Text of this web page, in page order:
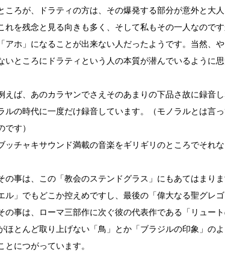
ころが、ドラティの方は、その爆発する部分が意外と大人
れを残念と見る向きも多く、そして私もその一人なので
「アホ」になることが出来ない人だったようです。当然、
いところにドラティという人の本質が潜んでいるように思
えば、あのカラヤンでさえそのあまりの下品さ故に録音
ルの時代に一度だけ録音しています。（モノラルとは言
です）
ッチャキサウンド満載の音楽をギリギリのところでそれ
の事は、この「教会のステンドグラス」にもあてはまり
ル」でもどこか控えめですし、最後の「偉大なる聖グレ
の事は、ローマ三部作に次ぐ彼の代表作である「リュー
ほとんど取り上げない「鳥」とか「ブラジルの印象」の
とにつがっています。